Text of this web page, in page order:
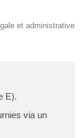
et administrative
E).
via un